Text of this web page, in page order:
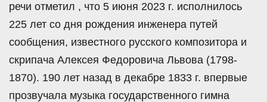
речи отметил , что 5 июня 2023 г. исполнилось
225 лет со дня рождения инженера путей
сообщения, известного русского композитора и
скрипача Алексея Федоровича Львова (1798-
1870). 190 лет назад в декабре 1833 г. впервые
прозвучала музыка государственного гимна